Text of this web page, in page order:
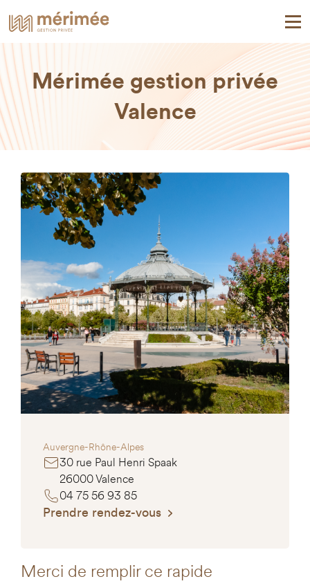
Mérimée gestion privée
Valence
Auvergne-Rhône-Alpes
30 rue Paul Henri Spaak
26000 Valence
04 75 56 93 85
Prendre rendez-vous
Merci de remplir ce rapide